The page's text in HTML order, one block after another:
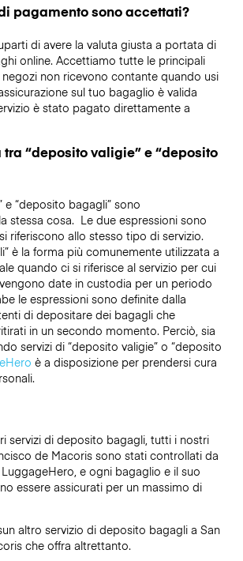
pagamento sono accettati?
di avere la valuta giusta a portata di
online. Accettiamo tutte le principali
non ricevono contante quando usi
sul tuo bagaglio è valida
è stato pagato direttamente a
tra “deposito valigie” e “deposito
e “deposito bagagli” sono
stessa cosa. Le due espressioni sono
riferiscono allo stesso tipo di servizio.
è la forma più comunemente utilizzata a
quando ci si riferisce al servizio per cui
date in custodia per un periodo
le espressioni sono definite dalla
di depositare dei bagagli che
in un secondo momento. Perciò, sia
servizi di “deposito valigie” o “deposito
è a disposizione per prendersi cura
servizi di deposito bagagli,tutti i nostri
de Macorissono stati controllati da
e ogni bagaglio e il suo
essere assicurati per un massimo di
altro servizio di deposito bagagli a San
che offra altrettanto.